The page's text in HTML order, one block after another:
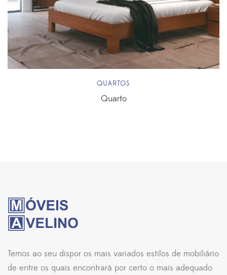
QUARTOS
Quarto
Temos ao seu dispor os mais variados estilos de mobiliário
de entre os quais encontrará por certo o mais adequado